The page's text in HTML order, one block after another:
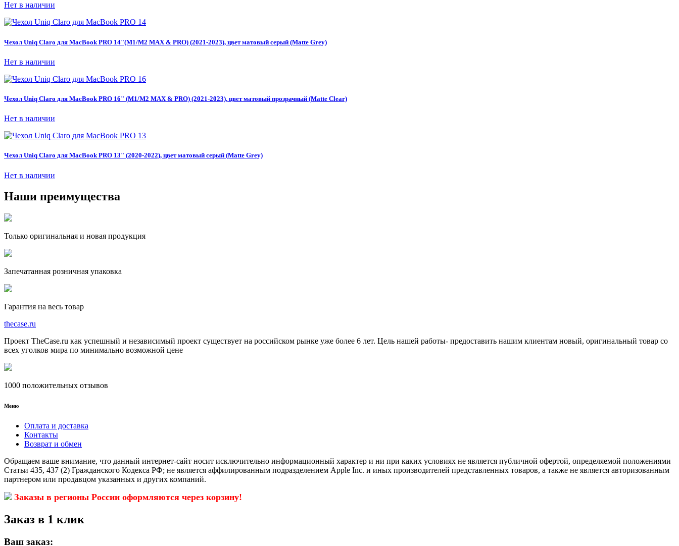
Нет в наличии
Чехол Uniq Claro для MacBook PRO 14"(M1/M2 MAX & PRO) (2021-2023), цвет матовый серый (Matte Grey)
Нет в наличии
Чехол Uniq Claro для MacBook PRO 16" (M1/M2 MAX & PRO) (2021-2023), цвет матовый прозрачный (Matte Clear)
Нет в наличии
Чехол Uniq Claro для MacBook PRO 13" (2020-2022), цвет матовый серый (Matte Grey)
Нет в наличии
Наши преимущества
Только оригинальная и новая продукция
Запечатанная розничная упаковка
Гарантия на весь товар
thecase.ru
Проект TheCase.ru как успешный и независимый проект существует на российском рынке уже более 6 лет. Цель нашей работы- предоставить нашим клиентам новый, оригинальный товар со
всех уголков мира по минимально возможной цене
1000 положительных отзывов
Меню
Оплата и доставка
Контакты
Возврат и обмен
Обращаем ваше внимание, что данный интернет-сайт носит исключительно информационный характер и ни при каких условиях не является публичной офертой, определяемой положениями
Статьи 435, 437 (2) Гражданского Кодекса РФ; не является аффилированным подразделением Apple Inc. и иных производителей представленных товаров, а также не является авторизованным
партнером или продавцом указанных и других компаний.
Заказы в регионы России оформляются через корзину!
Заказ в 1 клик
Ваш заказ: